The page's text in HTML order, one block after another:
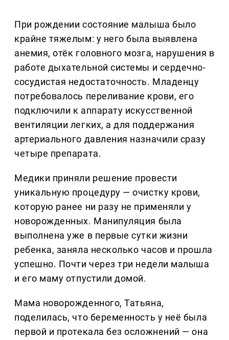
При рождении состояние малыша было
крайне тяжелым: у него была выявлена
анемия, отёк головного мозга, нарушения в
работе дыхательной системы и сердечно-
сосудистая недостаточность. Младенцу
потребовалось переливание крови, его
подключили к аппарату искусственной
вентиляции легких, а для поддержания
артериального давления назначили сразу
четыре препарата.
Медики приняли решение провести
уникальную процедуру — очистку крови,
которую ранее ни разу не применяли у
новорожденных. Манипуляция была
выполнена уже в первые сутки жизни
ребенка, заняла несколько часов и прошла
успешно. Почти через три недели малыша
и его маму отпустили домой.
Мама новорожденного, Татьяна,
поделилась, что беременность у неё была
первой и протекала без осложнений — она